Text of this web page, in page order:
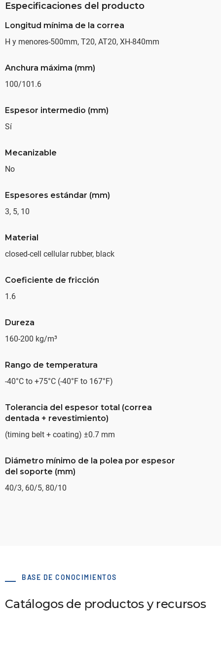
Especificaciones del producto
Longitud mínima de la correa
H y menores-500mm, T20, AT20, XH-840mm
Anchura máxima (mm)
100/101.6
Espesor intermedio (mm)
Sí
Mecanizable
No
Espesores estándar (mm)
3, 5, 10
Material
closed-cell cellular rubber, black
Coeficiente de fricción
1.6
Dureza
160-200 kg/m³
Rango de temperatura
-40°C to +75°C (-40°F to 167°F)
Tolerancia del espesor total (correa
dentada + revestimiento)
(timing belt + coating) ±0.7 mm
Diámetro mínimo de la polea por espesor
del soporte (mm)
40/3, 60/5, 80/10
BASE DE CONOCIMIENTOS
Catálogos de productos y recursos